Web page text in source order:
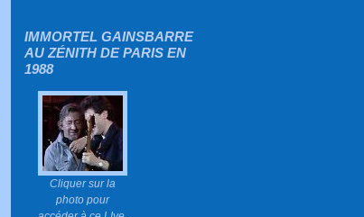
IMMORTEL GAINSBARRE
AU ZÉNITH DE PARIS EN
1988
Cliquer sur la
photo pour